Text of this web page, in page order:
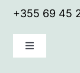
+355 69 45
Toggle